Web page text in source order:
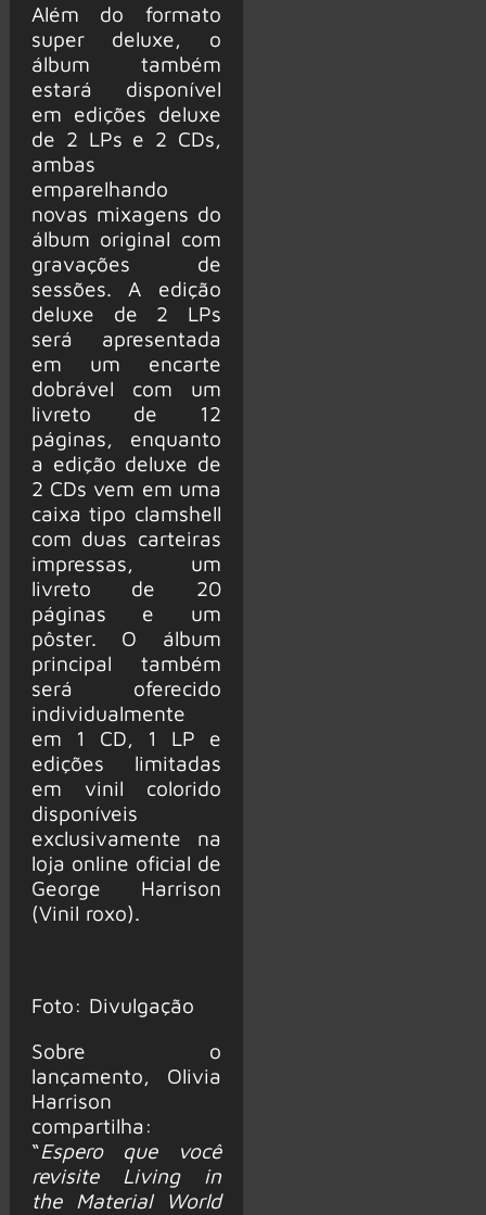
Além do formato
super deluxe, o
álbum também
estará disponível
em edições deluxe
de 2 LPs e 2 CDs,
ambas
emparelhando
novas mixagens do
álbum original com
gravações de
sessões. A edição
deluxe de 2 LPs
será apresentada
em um encarte
dobrável com um
livreto de 12
páginas, enquanto
a edição deluxe de
2 CDs vem em uma
caixa tipo clamshell
com duas carteiras
impressas, um
livreto de 20
páginas e um
pôster. O álbum
principal também
será oferecido
individualmente
em 1 CD, 1 LP e
edições limitadas
em vinil colorido
disponíveis
exclusivamente na
loja online oficial de
George Harrison
(Vinil roxo).
Foto: Divulgação
Sobre o
lançamento, Olivia
Harrison
compartilha:
“Espero que você
revisite Living in
the Material World